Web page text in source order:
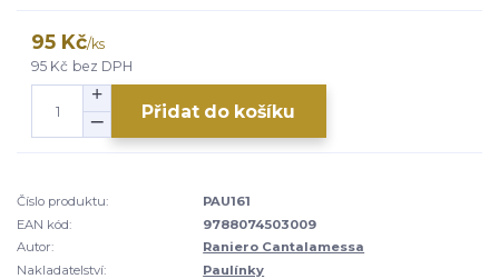
95 Kč/ks
95 Kč bez DPH
Přidat do košíku
Číslo produktu:
PAU161
EAN kód:
9788074503009
Autor:
Raniero Cantalamessa
Nakladatelství:
Paulínky